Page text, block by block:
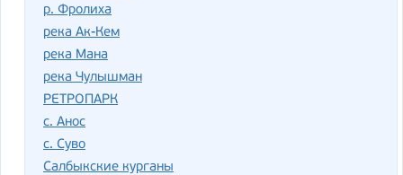
р. Фролиха
река Ак-Кем
река Мана
река Чулышман
РЕТРОПАРК
с. Анос
с. Суво
Салбыкские курганы